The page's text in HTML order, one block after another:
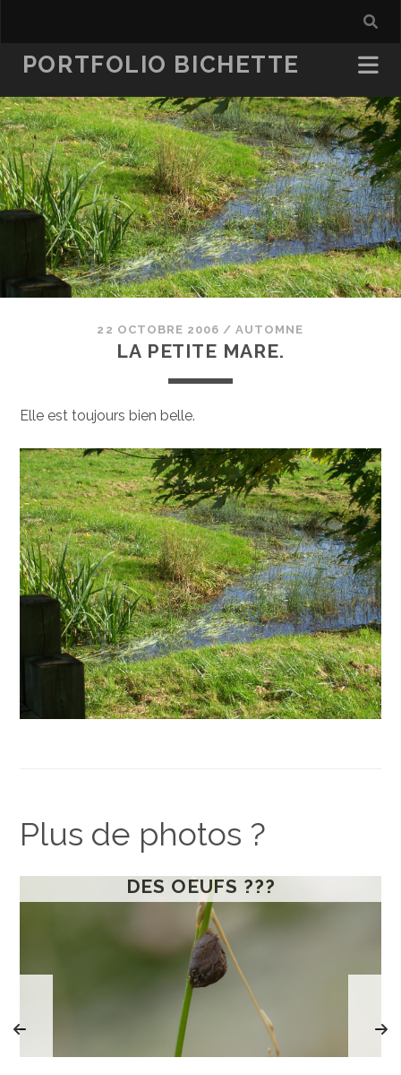
PORTFOLIO BICHETTE
22 OCTOBRE 2006 /AUTOMNE
LA PETITE MARE.
Elle est toujours bien belle.
Plus de photos ?
DES OEUFS ???